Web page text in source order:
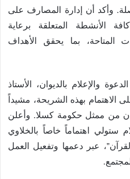
وأكد أن إدارة المصارف على
الأنشطة المتعلقة برعاية
المتاحة، بما يحقق الأهداف
والإعلام بالديوان، الأستاذ
بهذه الشريحة، مشيداً
من ممثل حكومة كسلا. وأعلن
ستولي اهتماماً خاصاً بالخلاوي
عبر دعمها وتفعيل العمل